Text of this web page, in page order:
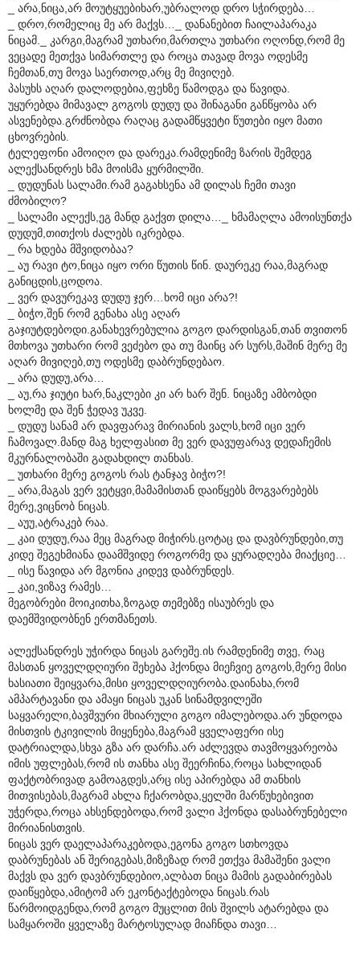
_ არა,ნიცა,არ მოუტყუებიხარ,უბრალოდ დრო სჭირდება…
_ დრო,რომელიც მე არ მაქვს…_ დანანებით ჩაილაპარაკა
ნიცამ._ კარგი,მაგრამ უთხარი,მართლა უთხარი ოღონდ,რომ მე
ვეცადე მეთქვა სიმართლე და როცა თავად მოვა ოდესმე
ჩემთან,თუ მოვა საერთოდ,არც მე მივიღებ.
პასუხს აღარ დალოდებია,ფეხზე წამოდგა და წავიდა.
უყურებდა მიმავალ გოგოს დუდუ და შინაგანი განწყობა არ
ასვენებდა.გრძნობდა რაღაც გადამწყვეტი წუთები იყო მათი
ცხოვრების.
ტელეფონი ამოიღო და დარეკა.რამდენიმე ზარის შემდეგ
ალექსანდრეს ხმა მოისმა ყურმილში.
_ დუდუნას სალამი.რამ გაგახსენა ამ დილას ჩემი თავი
ძმობილო?
_ სალამი ალექს,ეგ მანდ გაქვთ დილა…_ ხმამაღლა ამოისუნთქა
დუდუმ,თითქოს ძალებს იკრებდა.
_ რა ხდება მშვიდობაა?
_ აუ რავი ტო,ნიცა იყო ორი წუთის წინ. დაურეკე რაა,მაგრად
განიცდის,ცოდოა.
_ ვერ დავურეკავ დუდუ ჯერ…ხომ იცი არა?!
_ ბიჭო,შენ რომ გენახა ასე აღარ
გაჯიუტდებოდი.განახევრებულია გოგო დარდისგან,თან თვითონ
მთხოვა უთხარი რომ ვეძებო და თუ მაინც არ სურს,მაშინ მერე მე
აღარ მივიღებ,თუ ოდესმე დაბრუნდებაო.
_ არა დუდუ,არა…
_ აუ,რა ჯიუტი ხარ,ნაკლები კი არ ხარ შენ. ნიცაზე ამბობდი
ხოლმე და შენ ჭედავ უკვე.
_ დუდუ სანამ არ დავფარავ მირიანის ვალს,ხომ იცი ვერ
ჩამოვალ.მანდ მაგ ხელფასით მე ვერ დავუფარავ დედაჩემის
მკურნალობაში გადახდილ თანხას.
_ უთხარი მერე გოგოს რას ტანჯავ ბიჭო?!
_ არა,მაგას ვერ ვეტყვი,მამამისთან დაიწყებს მოგვარებებს
მერე,ვიცნობ ნიცას.
_ აუუ,ატრაკებ რაა.
_ კაი დუდუ,რაა მეც მაგრად მიჭირს.ცოტაც და დავბრუნდები,თუ
კიდე შეგეხმიანა დაამშვიდე როგორმე და ყურადღება მიაქციე…
_ ისე წავიდა არ მგონია კიდევ დაბრუნდეს.
_ კაი,ვიზავ რამეს…
მეგობრები მოიკითხა,ზოგად თემებზე ისაუბრეს და
დაემშვიდობნენ ერთმანეთს.
ალექსანდრეს უჭირდა ნიცას გარეშე.ის რამდენიმე თვე, რაც
მასთან ყოველდღიური შეხება ჰქონდა მიეჩვიე გოგოს,მერე მისი
ხასიათი შეიყვარა,მისი ყოველდღიურობა.დაინახა,რომ
ამპარტავანი და ამაყი ნიცას უკან სინამდვილეში
საყვარელი,ბავშვური მხიარული გოგო იმალებოდა.არ უნდოდა
მისთვის ტკივილის მიყენება,მაგრამ ყველაფერი ისე
დატრიალდა,სხვა გზა არ დარჩა.არ აძლევდა თავმოყვარეობა
იმის უფლებას,რომ ის თანხა ასე შეერჩინა,როცა სახლიდან
ფაქტობრივად გამოაგდეს,არც ისე აპირებდა ამ თანხის
მითვისებას,მაგრამ ახლა ჩქარობდა,ყელში მარწუხებივით
უჭერდა,როცა ახსენდებოდა,რომ ვალი ჰქონდა დასაბრუნებელი
მირიანისთვის.
ნიცას ვერ დაელაპარაკებოდა,ეგონა გოგო სთხოვდა
დაბრუნებას ან შერიგებას,მიზეზად რომ ეთქვა მამაშენი ვალი
მაქვს და ვერ დავბრუნდებიო,ალბათ ნიცა მამის გადაბირებას
დაიწყებდა,ამიტომ არ ეკონტაქტებოდა ნიცას.რას
წარმოიდგენდა,რომ გოგო მუცლით მის შვილს ატარებდა და
სამყაროში ყველაზე მარტოსულად მიაჩნდა თავი…